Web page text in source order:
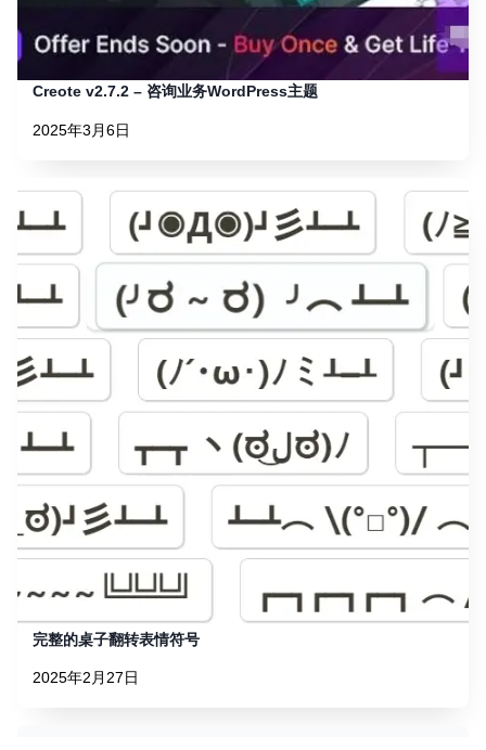
Creote v2.7.2 – 咨询业务WordPress主题
2025年3月6日
完整的桌子翻转表情符号
2025年2月27日